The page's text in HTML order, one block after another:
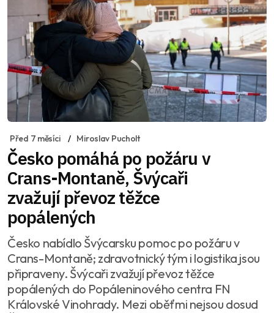
Před 7 měsíci Miroslav Pucholt
Česko pomáhá po požáru v
Crans-Montaně, Švýcaři
zvažují převoz těžce
popálených
Česko nabídlo Švýcarsku pomoc po požáru v
Crans-Montaně; zdravotnický tým i logistika jsou
připraveny. Švýcaři zvažují převoz těžce
popálených do Popáleninového centra FN
Královské Vinohrady. Mezi oběťmi nejsou dosud